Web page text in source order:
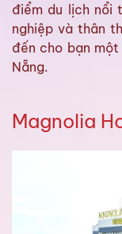
điểm du lịch nổi
nghiệp và thân
đến cho bạn
Nẵng.
Magnolia